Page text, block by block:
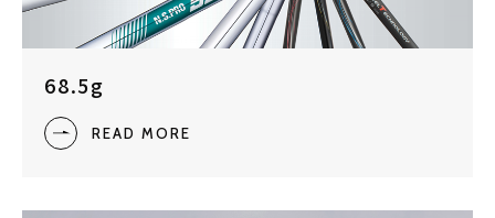
68.5g
READ MORE